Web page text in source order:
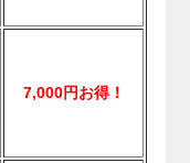
7,000円お得！